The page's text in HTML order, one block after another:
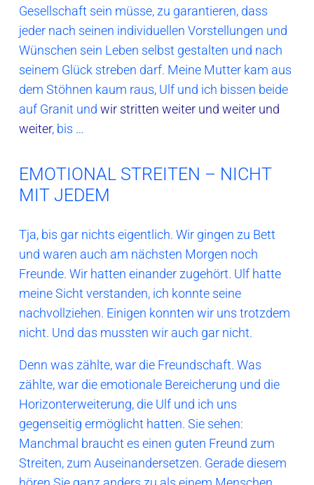
Gesellschaft sein müsse, zu garantieren, dass
jeder nach seinen individuellen Vorstellungen und
Wünschen sein Leben selbst gestalten und nach
seinem Glück streben darf. Meine Mutter kam aus
dem Stöhnen kaum raus, Ulf und ich bissen beide
auf Granit und wir stritten weiter und weiter und
weiter, bis …
EMOTIONAL STREITEN – NICHT
MIT JEDEM
Tja, bis gar nichts eigentlich. Wir gingen zu Bett
und waren auch am nächsten Morgen noch
Freunde. Wir hatten einander zugehört. Ulf hatte
meine Sicht verstanden, ich konnte seine
nachvollziehen. Einigen konnten wir uns trotzdem
nicht. Und das mussten wir auch gar nicht.
Denn was zählte, war die Freundschaft. Was
zählte, war die emotionale Bereicherung und die
Horizonterweiterung, die Ulf und ich uns
gegenseitig ermöglicht hatten. Sie sehen:
Manchmal braucht es einen guten Freund zum
Streiten, zum Auseinandersetzen. Gerade diesem